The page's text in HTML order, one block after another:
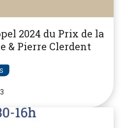
2024 du Prix de la
& Pierre Clerdent